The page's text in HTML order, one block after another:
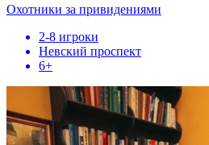
Охотники за привидениями
2-8 игроки
Невский проспект
6+